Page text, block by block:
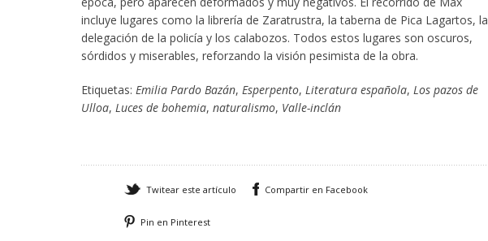
incluye lugares como la librería de Zaratrustra, la taberna de Pica Lagartos, la
delegación de la policía y los calabozos. Todos estos lugares son oscuros,
sórdidos y miserables, reforzando la visión pesimista de la obra.
Etiquetas: Emilia Pardo Bazán, Esperpento, Literatura española, Los pazos de
Ulloa, Luces de bohemia, naturalismo, Valle-inclán
Twitear este artículo Compartir en Facebook
Pin en Pinterest